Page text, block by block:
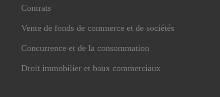
Contrats
Vente de fonds de commerce et de sociétés
Concurrence et de la consommation
Droit immobilier et baux commerciaux